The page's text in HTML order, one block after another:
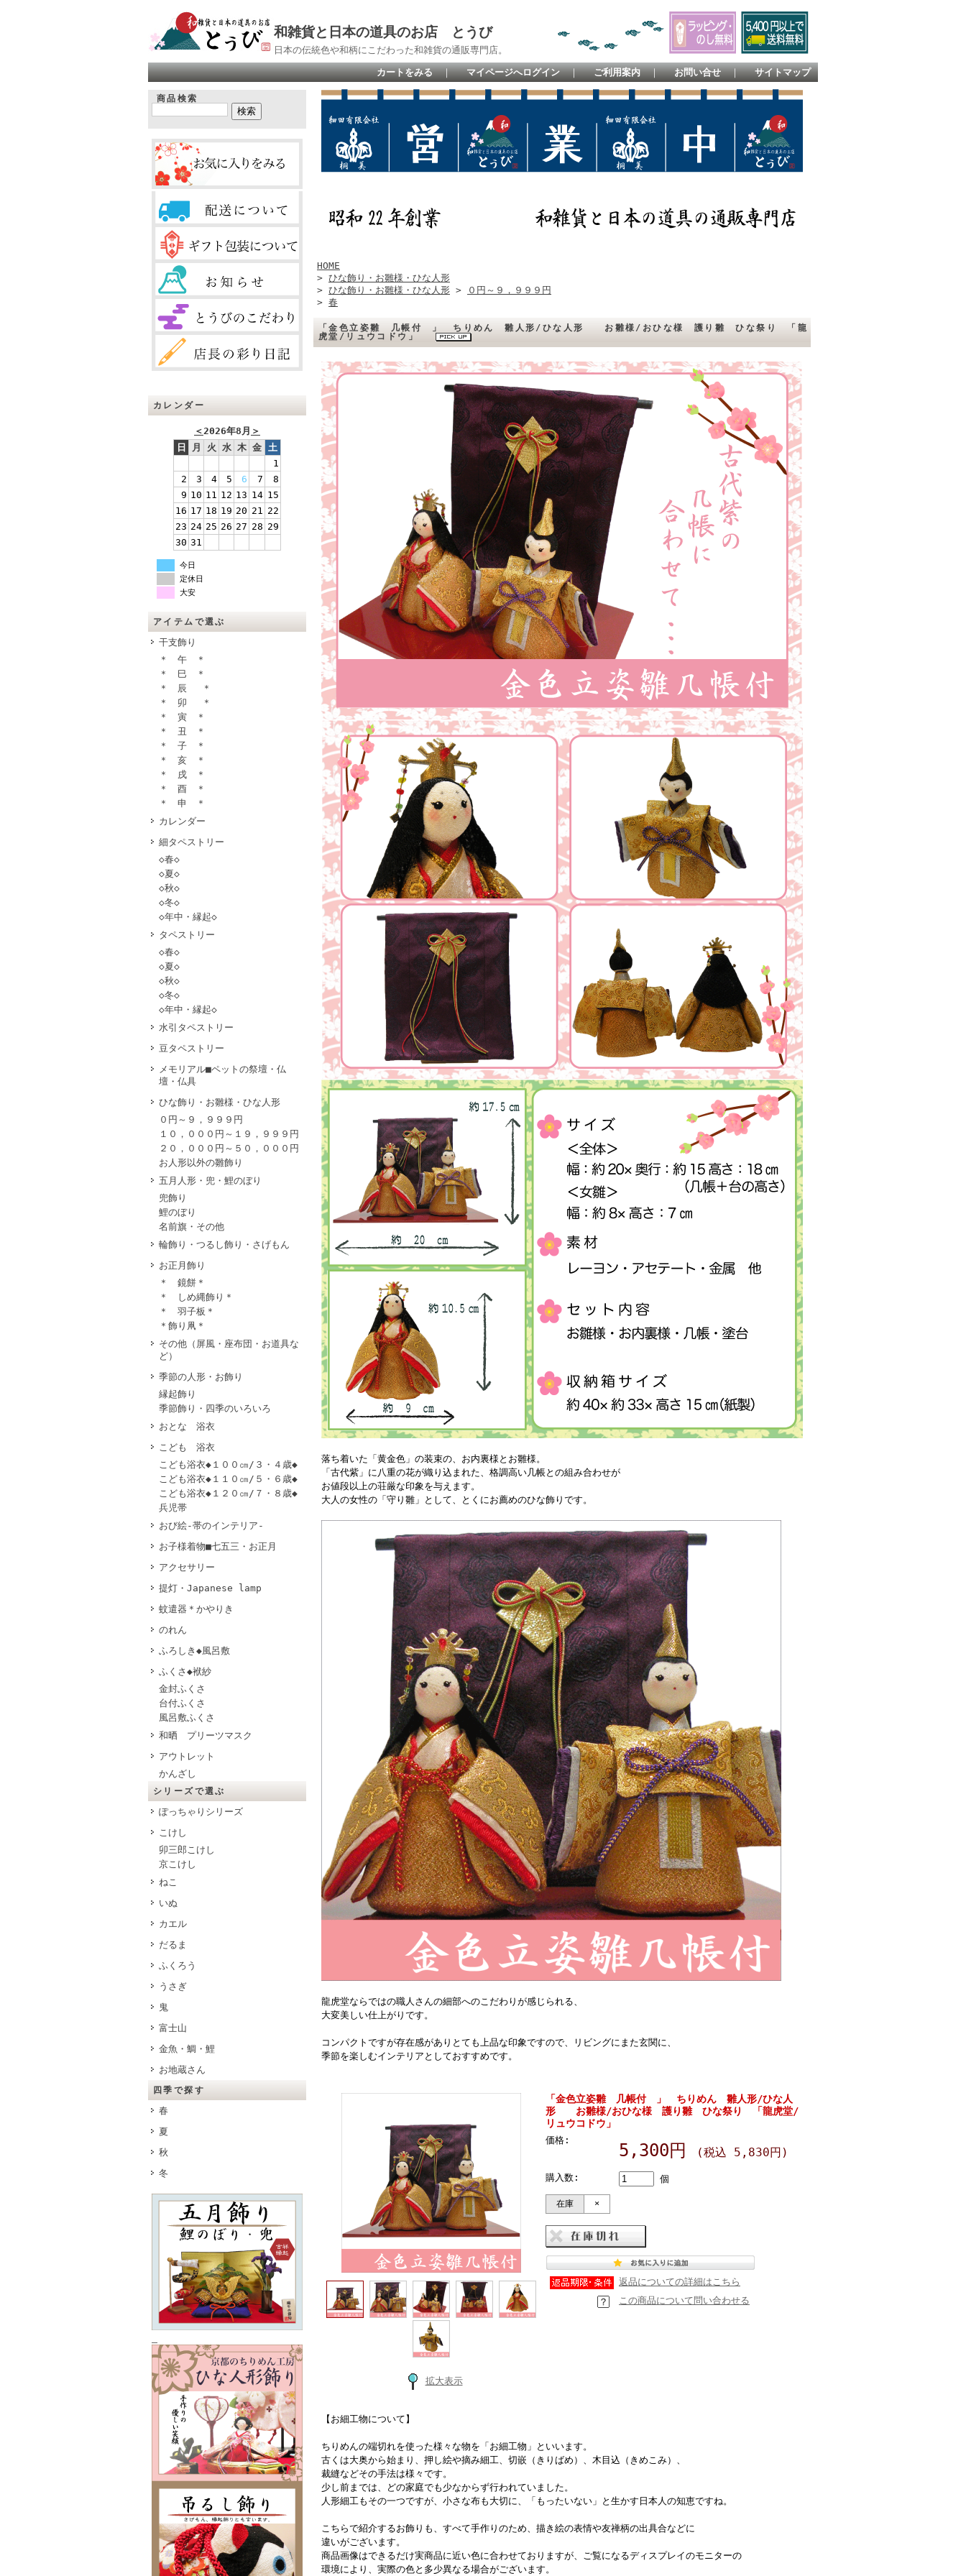
和雑貨と日本の道具のお店 とうび
日本の伝統色や和柄にこだわった和雑貨の通販専門店。
カートをみる ｜ マイページへログイン ｜ ご利用案内 ｜ お問い合せ ｜ サイトマップ
商品検索
カレンダー
＜2026年8月 ＞
日
月 火 水 木 金 土
1
2
3 4 5 6 7
8
9 10 11 12 13 14 15
16 17 18 19 20 21 22
23 24 25 26 27 28 29
30 31
今日
定休日
大安
アイテムで選ぶ
干支飾り
＊ 午 ＊
＊ 巳 ＊
＊ 辰 ＊
＊ 卯 ＊
＊ 寅 ＊
＊ 丑 ＊
＊ 子 ＊
＊ 亥 ＊
＊ 戌 ＊
＊ 酉 ＊
＊ 申 ＊
カレンダー
細タペストリー
◇春◇
◇夏◇
◇秋◇
◇冬◇
◇年中・縁起◇
タペストリー
◇春◇
◇夏◇
◇秋◇
◇冬◇
◇年中・縁起◇
水引タペストリー
豆タペストリー
メモリアル■ペットの祭壇・仏
壇・仏具
ひな飾り・お雛様・ひな人形
０円～９，９９９円
１０，０００円～１９，９９９円
２０，０００円～５０，０００円
お人形以外の雛飾り
五月人形・兜・鯉のぼり
兜飾り
鯉のぼり
名前旗・その他
輪飾り・つるし飾り・さげもん
お正月飾り
＊ 鏡餅＊
＊ しめ縄飾り＊
＊ 羽子板＊
＊飾り凧＊
その他（屏風・座布団・お道具な
ど）
季節の人形・お飾り
縁起飾り
季節飾り・四季のいろいろ
おとな 浴衣
こども 浴衣
こども浴衣◆１００㎝/３・４歳◆
こども浴衣◆１１０㎝/５・６歳◆
こども浴衣◆１２０㎝/７・８歳◆
兵児帯
おび絵-帯のインテリア-
お子様着物■七五三・お正月
アクセサリー
提灯・Japanese lamp
蚊遣器＊かやりき
のれん
ふろしき◆風呂敷
ふくさ◆袱紗
金封ふくさ
台付ふくさ
風呂敷ふくさ
和晒 プリーツマスク
アウトレット
かんざし
シリーズで選ぶ
ぽっちゃりシリーズ
こけし
卯三郎こけし
京こけし
ねこ
いぬ
カエル
だるま
ふくろう
うさぎ
鬼
富士山
金魚・鯛・鯉
お地蔵さん
四季で探す
春
夏
秋
冬
HOME
> ひな飾り・お雛様・ひな人形
> ひな飾り・お雛様・ひな人形 >
０円～９，９９９円
> 春
「金色立姿雛 几帳付 」 ちりめん 雛人形/ひな人形 お雛様/おひな様 護り雛 ひな祭り 「龍
虎堂/リュウコドウ」
落ち着いた「黄金色」の装束の、お内裏様とお雛様。
「古代紫」に八重の花が織り込まれた、格調高い几帳との組み合わせが
お値段以上の荘厳な印象を与えます。
大人の女性の「守り雛」として、とくにお薦めのひな飾りです。
龍虎堂ならではの職人さんの細部へのこだわりが感じられる、
大変美しい仕上がりです。
コンパクトですが存在感がありとても上品な印象ですので、リビングにまた玄関に、
季節を楽しむインテリアとしておすすめです。
拡大表示
「金色立姿雛 几帳付 」 ちりめん 雛人形/ひな人
形 お雛様/おひな様 護り雛 ひな祭り 「龍虎堂/
リュウコドウ」
価格:
5,300円 (税込 5,830円)
購入数: 個
在庫 ×
返品についての詳細はこちら
この商品について問い合わせる
【お細工物について】
ちりめんの端切れを使った様々な物を「お細工物」といいます。
古くは大奥から始まり、押し絵や摘み細工、切嵌（きりばめ）、木目込（きめこみ）、
裁縫などその手法は様々です。
少し前までは、どの家庭でも少なからず行われていました。
人形細工もその一つですが、小さな布も大切に、「もったいない」と生かす日本人の知恵ですね。
こちらで紹介するお飾りも、すべて手作りのため、描き絵の表情や友禅柄の出具合などに
違いがございます。
商品画像はできるだけ実商品に近い色に合わせておりますが、ご覧になるディスプレイのモニターの
環境により、実際の色と多少異なる場合がございます。